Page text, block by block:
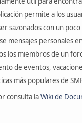
permite a los
sazonados con un poco
mensajes personales
los miembros de un
de eventos,
más populares de
consulta laWiki de